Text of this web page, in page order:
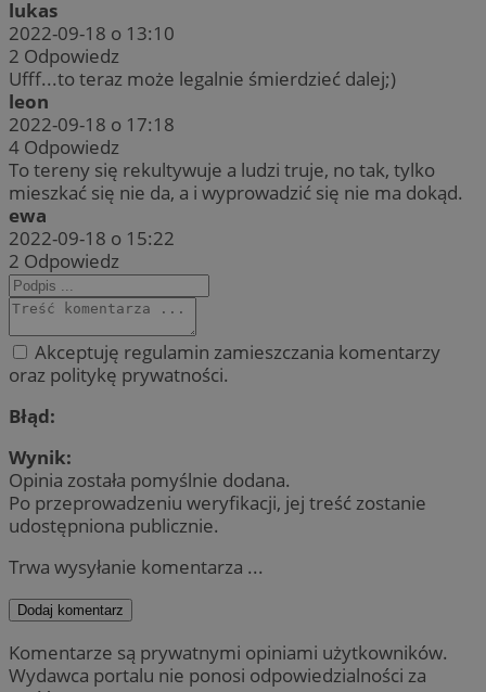
lukas
2022-09-18 o 13:10
2 Odpowiedz
Ufff...to teraz może legalnie śmierdzieć dalej;)
leon
2022-09-18 o 17:18
4 Odpowiedz
To tereny się rekultywuje a ludzi truje, no tak, tylko
mieszkać się nie da, a i wyprowadzić się nie ma dokąd.
ewa
2022-09-18 o 15:22
2 Odpowiedz
Akceptuję regulamin zamieszczania komentarzy
oraz politykę prywatności.
Błąd:
Wynik:
Opinia została pomyślnie dodana.
Po przeprowadzeniu weryfikacji, jej treść zostanie
udostępniona publicznie.
Trwa wysyłanie komentarza ...
Dodaj komentarz
Komentarze są prywatnymi opiniami użytkowników.
Wydawca portalu nie ponosi odpowiedzialności za